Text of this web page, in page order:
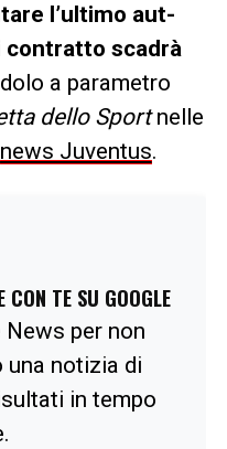
l’ultimo aut-
contratto scadrà
a parametro
dello Sportnelle
news Juventus.
TE SU GOOGLE
per non
una notizia di
in tempo